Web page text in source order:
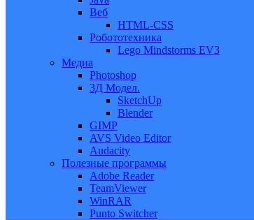
Веб
HTML-CSS
Робототехника
Lego Mindstorms EV3
Медиа
Photoshop
3Д Модел.
SketchUp
Blender
GIMP
AVS Video Editor
Audacity
Полезные программы
Adobe Reader
TeamViewer
WinRAR
Punto Switcher